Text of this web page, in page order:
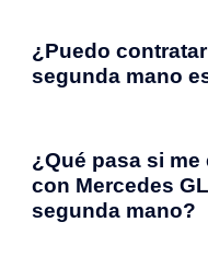
¿Puedo
segunda mano
¿Qué pasa si
con Mercedes
segunda mano?